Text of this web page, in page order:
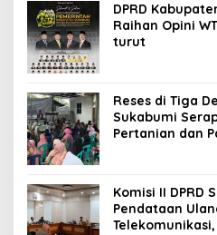
DPRD
Raihan Opini
turut
Reses di Tiga
Sukabumi
Pertanian dan
Komisi II DPRD
Pendataan